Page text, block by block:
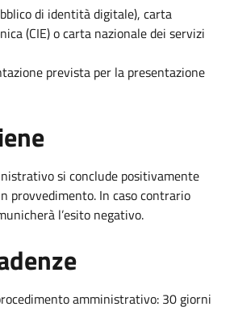
di identità digitale), carta
(CIE) o carta nazionale dei servizi
prevista per la presentazione
si conclude positivamente
provvedimento. In caso contrario
l’esito negativo.
amministrativo: 30 giorni